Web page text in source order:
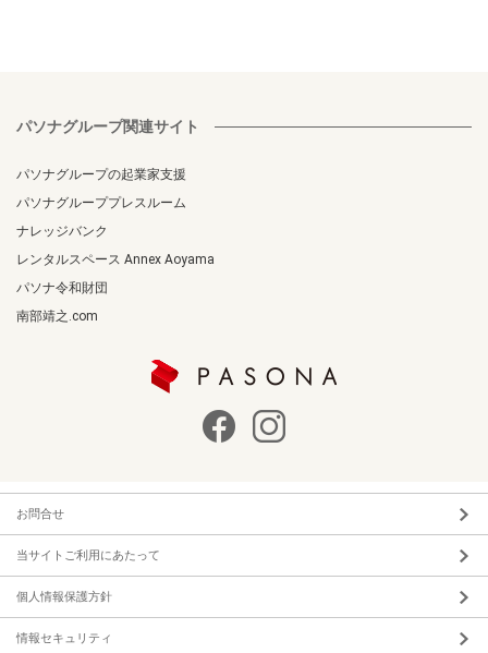
パソナグループ関連サイト
パソナグループの起業家支援
パソナグループプレスルーム
ナレッジバンク
レンタルスペース Annex Aoyama
パソナ令和財団
南部靖之.com
お問合せ
当サイトご利用にあたって
個人情報保護方針
情報セキュリティ